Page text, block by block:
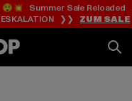
Zum
Inhalt
springen
Zum
Fußzeile
springen
Summer Sale
❯❯ ZUM SALE
Zum
springen